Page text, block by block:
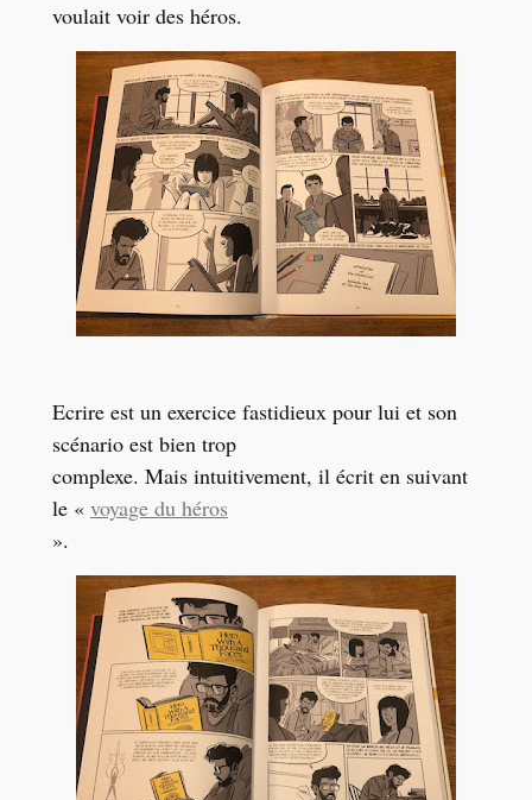
voulait voir des héros.
Ecrire est un exercice fastidieux pour lui et son
scénario est bien trop
complexe. Mais intuitivement, il écrit en suivant
le « voyage du héros
».